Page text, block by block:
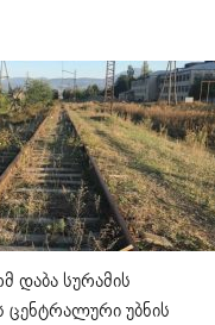
დაბა სურამის
ცენტრალური უბნის